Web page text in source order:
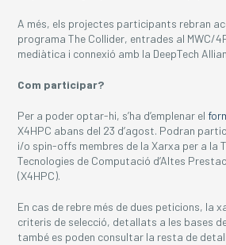
A més, els projectes participants rebran
programa The Collider, entrades al MWC/
mediàtica i connexió amb la DeepTech
Com participar?
Per a poder optar-hi, s’ha d’emplenar el
X4HPC abans del 23 d’agost. Podran
i/o spin-offs membres de la Xarxa per a la
Tecnologies de Computació d’Altes
(X4HPC).
En cas de rebre més de dues peticions, la
criteris de selecció, detallats a les bases
també es poden consultar la resta de